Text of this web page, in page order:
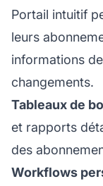
Portail intuitif
leurs
informations
changements.
Tableaux de
et rapports
des
Workflows